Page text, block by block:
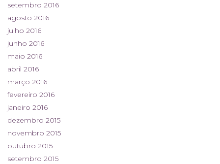
setembro 2016
agosto 2016
julho 2016
junho 2016
maio 2016
abril 2016
março 2016
fevereiro 2016
janeiro 2016
dezembro 2015
novembro 2015
outubro 2015
setembro 2015